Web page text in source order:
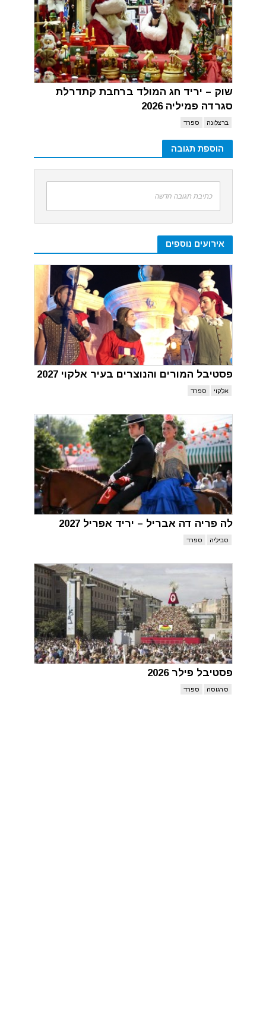
שוק – יריד חג המולד ברחבת קתדרלת
סגרדה פמיליה 2026
ברצלונה ספרד
הוספת תגובה
כתיבת תגובה חדשה
אירועים נוספים
פסטיבל המורים והנוצרים בעיר אלקוי 2027
אלקוי ספרד
לה פריה דה אבריל – יריד אפריל 2027
סביליה ספרד
פסטיבל פילר 2026
סרגוסה ספרד